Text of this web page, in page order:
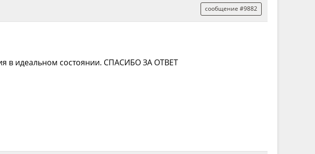
сообщение #9882
в идеальном состоянии. СПАСИБО ЗА ОТВЕТ